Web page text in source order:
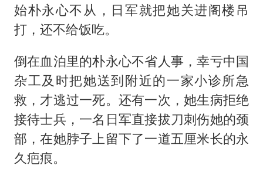
始朴永心不从，日军就把她关进阁楼吊
打，还不给饭吃。
倒在血泊里的朴永心不省人事，幸亏中国
杂工及时把她送到附近的一家小诊所急
救，才逃过一死。还有一次，她生病拒绝
接待士兵，一名日军直接拔刀刺伤她的颈
部，在她脖子上留下了一道五厘米长的永
久疤痕。